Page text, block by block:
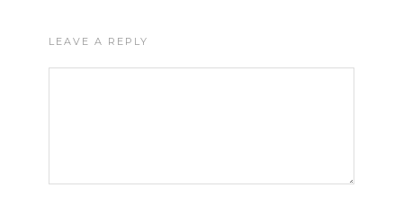
LEAVE A REPLY